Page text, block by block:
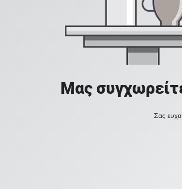
Μας
Σας